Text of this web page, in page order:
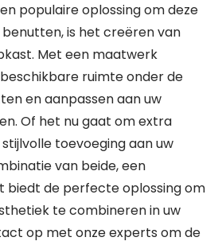
populaire oplossing om deze
is het creëren van
Met een maatwerk
ruimte onder de
en aanpassen aan uw
Of het nu gaat om extra
toevoeging aan uw
van beide, een
de perfecte oplossing om
te combineren in uw
op met onze experts om de